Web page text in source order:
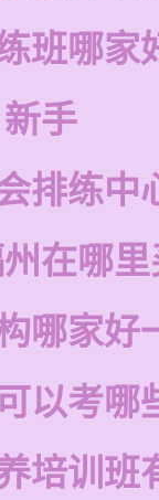
班哪家
手
排练中
在哪
哪家好
以考哪
培训班